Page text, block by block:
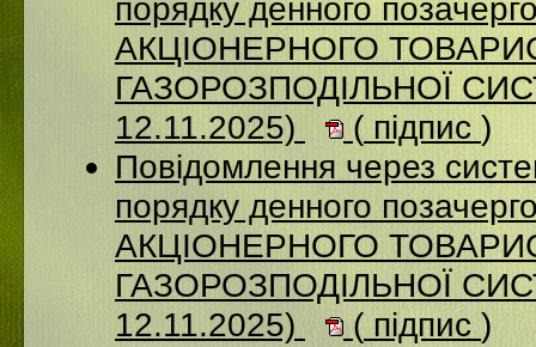
порядку денного
АКЦІОНЕРНОГО
ГАЗОРОЗПОДІЛЬНОЇ
12.11.2025)
( підпис )
Повідомлення через
порядку денного
АКЦІОНЕРНОГО
ГАЗОРОЗПОДІЛЬНОЇ
12.11.2025)
( підпис )